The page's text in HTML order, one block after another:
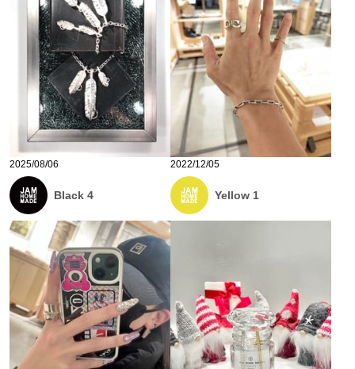
2025/08/06
Black 4
2022/12/05
Yellow 1